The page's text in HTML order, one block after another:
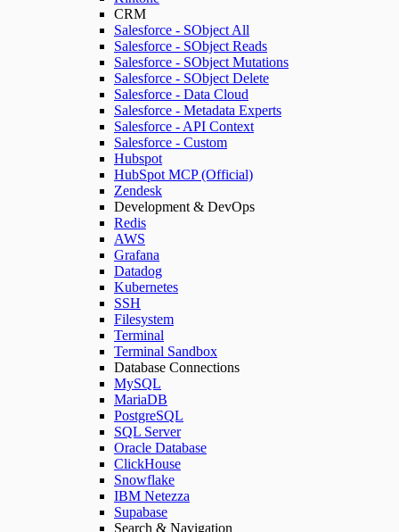
CRM
Salesforce - SObject All
Salesforce - SObject Reads
Salesforce - SObject Mutations
Salesforce - SObject Delete
Salesforce - Data Cloud
Salesforce - Metadata Experts
Salesforce - API Context
Salesforce - Custom
Hubspot
HubSpot MCP (Official)
Zendesk
Development & DevOps
Redis
AWS
Grafana
Datadog
Kubernetes
SSH
Filesystem
Terminal
Terminal Sandbox
Database Connections
MySQL
MariaDB
PostgreSQL
SQL Server
Oracle Database
ClickHouse
Snowflake
IBM Netezza
Supabase
Search & Navigation